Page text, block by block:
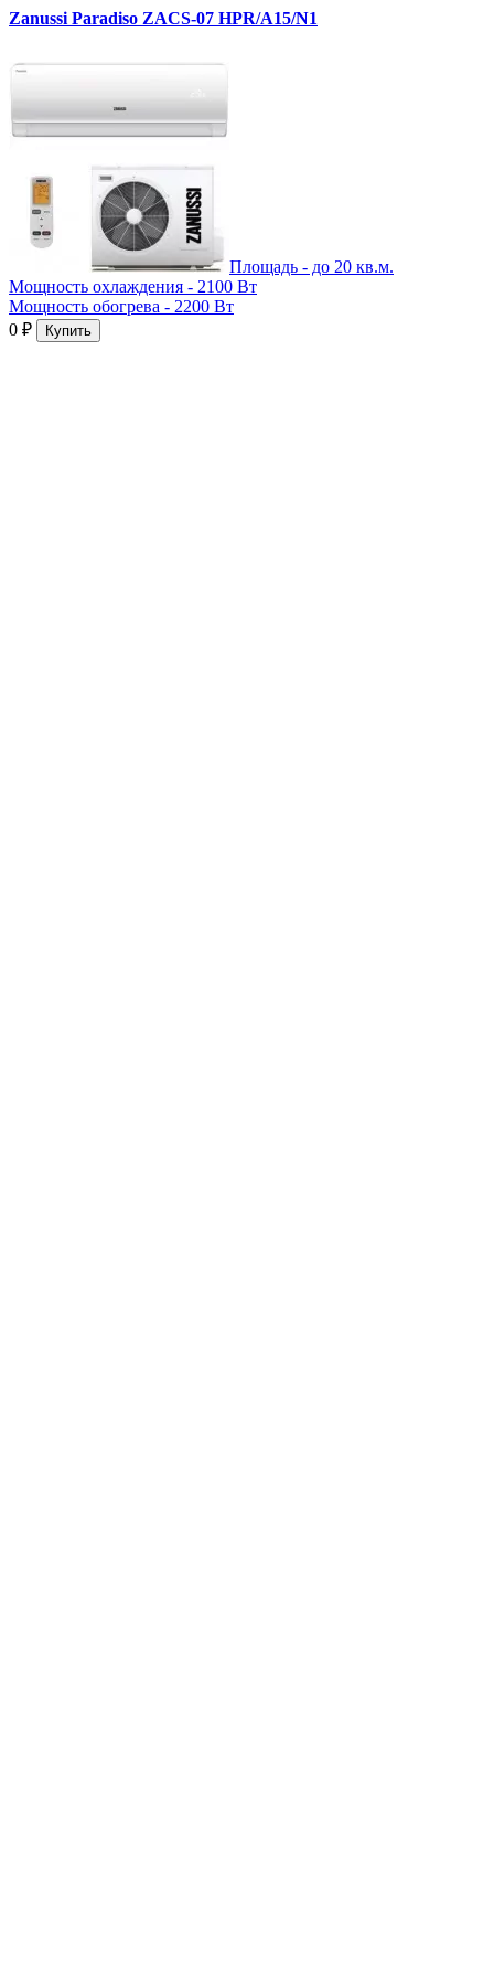
Zanussi Paradiso ZACS-07 HPR/A15/N1
Площадь - до 20 кв.м.
Мощность охлаждения - 2100 Вт
Мощность обогрева - 2200 Вт
0 ₽